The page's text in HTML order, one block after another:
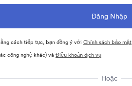
cách tiếp tục, bạn đồng ý với Chính sách bảo mật
công nghệ khác) và Điều khoản dịch vụ
Hoặc